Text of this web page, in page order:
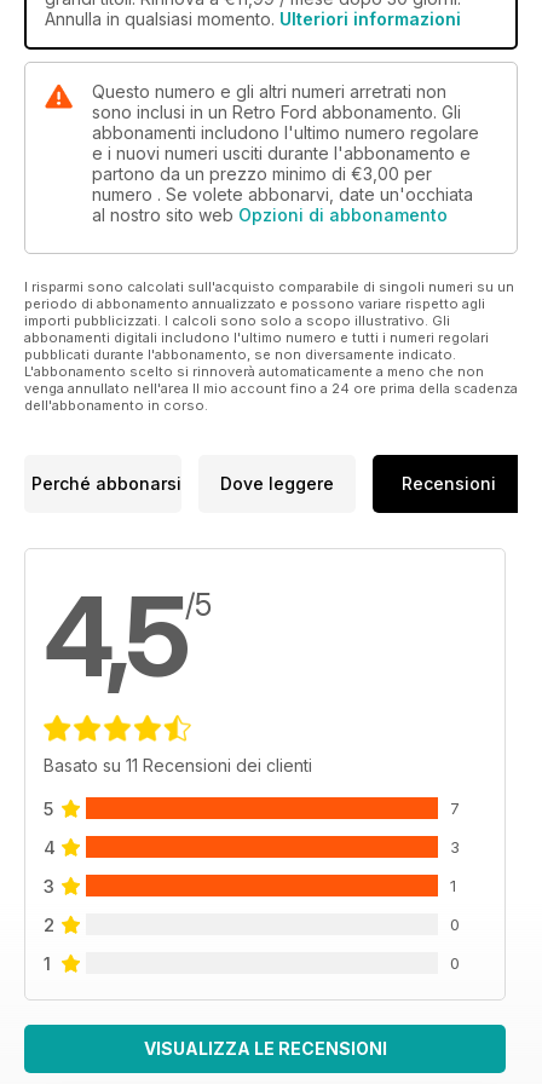
Annulla in qualsiasi momento. Ulteriori informazioni
Questo numero e gli altri numeri arretrati non
sono inclusi in un Retro Ford abbonamento. Gli
abbonamenti includono l'ultimo numero regolare
e i nuovi numeri usciti durante l'abbonamento e
partono da un prezzo minimo di €3,00 per
numero . Se volete abbonarvi, date un'occhiata
al nostro sito web Opzioni di abbonamento
I risparmi sono calcolati sull'acquisto comparabile di singoli numeri su un
periodo di abbonamento annualizzato e possono variare rispetto agli
importi pubblicizzati. I calcoli sono solo a scopo illustrativo. Gli
abbonamenti digitali includono l'ultimo numero e tutti i numeri regolari
pubblicati durante l'abbonamento, se non diversamente indicato.
L'abbonamento scelto si rinnoverà automaticamente a meno che non
venga annullato nell'area Il mio account fino a 24 ore prima della scadenza
dell'abbonamento in corso.
Perché abbonarsi Dove leggere Recensioni
4,5/5
Basato su 11 Recensioni dei clienti
5 7
4 3
3 1
2 0
1 0
VISUALIZZA LE RECENSIONI